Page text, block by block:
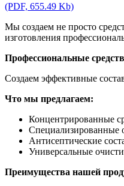
(PDF, 655.49 Kb)
Мы создаем не просто
изготовления
Профессиональные
Создаем эффективные
Что мы предлагаем:
Концентрированные
Специализированные
Антисептические
Универсальные
Преимущества нашей